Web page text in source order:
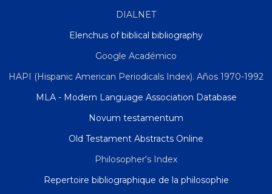
DIALNET
Elenchus of biblical bibliography
Google Académico
HAPI (Hispanic American Periodicals Index). Años 1970-1992
MLA - Modern Language Association Database
Novum testamentum
Old Testament Abstracts Online
Philosopher's Index
Repertoire bibliographique de la philosophie